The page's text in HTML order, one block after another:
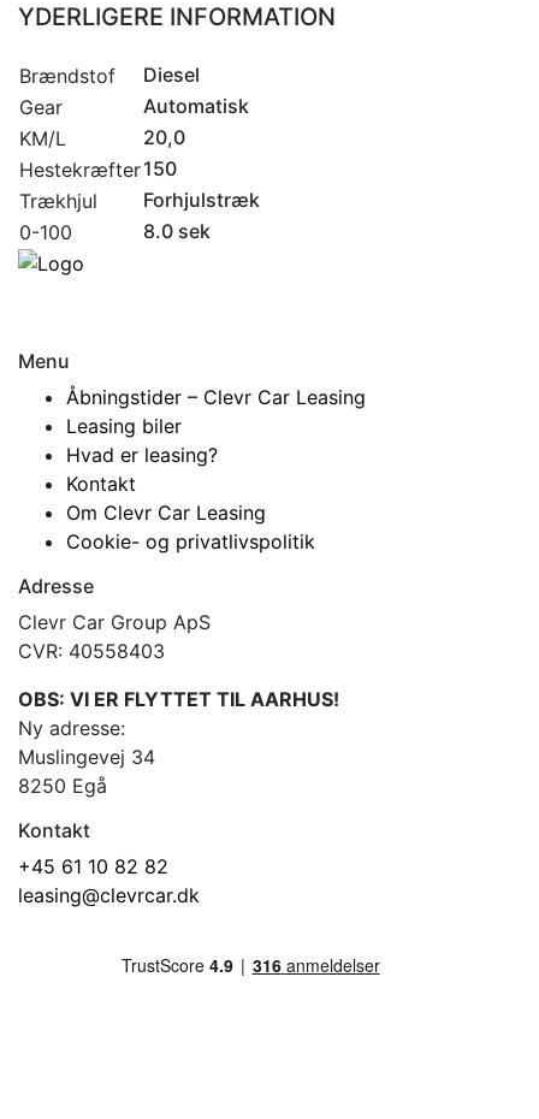
YDERLIGERE INFORMATION
Brændstof
Diesel
Gear
Automatisk
KM/L
20,0
Hestekræfter150
Trækhjul
Forhjulstræk
0-100
8.0 sek
Menu
Åbningstider – Clevr Car Leasing
Leasing biler
Hvad er leasing?
Kontakt
Om Clevr Car Leasing
Cookie- og privatlivspolitik
Adresse
Clevr Car Group ApS
CVR: 40558403
OBS: VI ER FLYTTET TIL AARHUS!
Ny adresse:
Muslingevej 34
8250 Egå
Kontakt
+45 61 10 82 82
leasing@clevrcar.dk